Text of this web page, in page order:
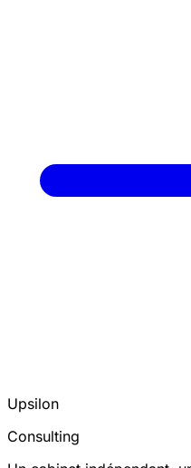
Upsilon
Consulting